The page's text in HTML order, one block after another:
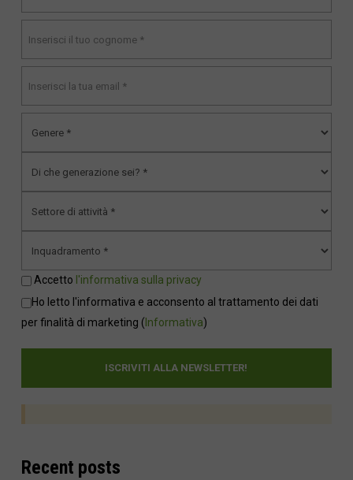
Accetto l'informativa sulla privacy
Ho letto l'informativa e acconsento al trattamento dei dati
per finalità di marketing ( Informativa)
Recent posts